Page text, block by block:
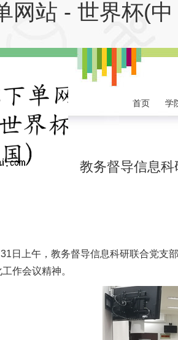
网站 - 世界杯(中
首页 学
教务督导信息科
日上午，教务督导信息科研联合党支
作会议精神。